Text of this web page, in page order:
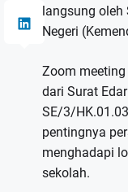
langsung
Negeri
Zoom
dari Surat
SE/3/
pentingnya
menghadapi
sekolah.